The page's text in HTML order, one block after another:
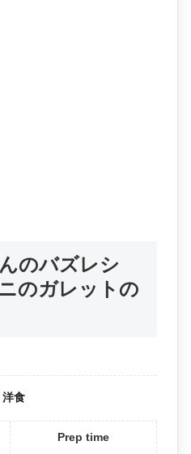
のバズレシ
のガレットの
洋食
Prep time